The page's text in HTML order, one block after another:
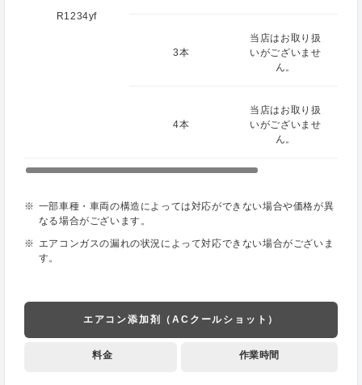
R1234yf
3本
当店はお取り扱
いがございませ
ん。
4本
当店はお取り扱
いがございませ
ん。
一部車種・車両の構造によっては対応ができない場合や価格が異
なる場合がございます。
エアコンガスの漏れの状況によって対応できない場合がございま
す。
エアコン添加剤（ACクールショット）
料金 作業時間